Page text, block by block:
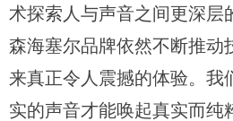
术探索人与声音之间更深层
森海塞尔品牌依然不断推动
来真正令人震撼的体验。我
实的声音才能唤起真实而纯